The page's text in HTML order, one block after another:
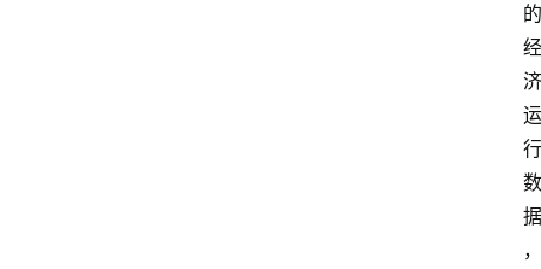
的
经
济
运
行
数
据
，